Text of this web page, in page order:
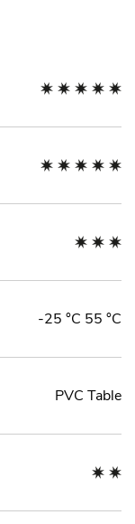
-25 °C 55 °C
PVC Table